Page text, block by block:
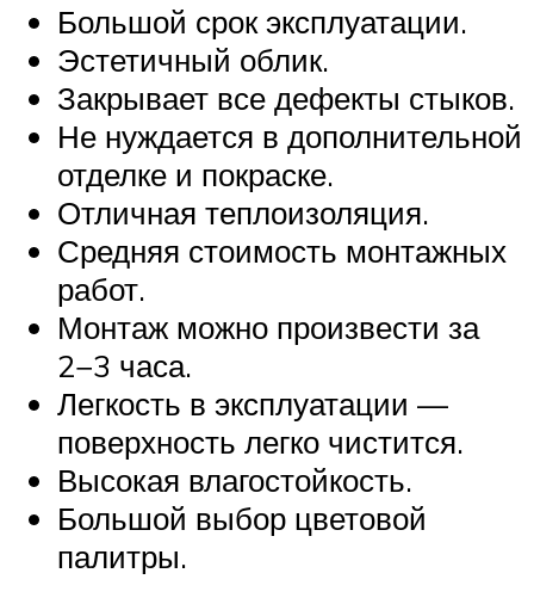
Большой срок эксплуатации.
Эстетичный облик.
Закрывает все дефекты стыков.
Не нуждается в дополнительной
отделке и покраске.
Отличная теплоизоляция.
Средняя стоимость монтажных
работ.
Монтаж можно произвести за
2−3 часа.
Легкость в эксплуатации —
поверхность легко чистится.
Высокая влагостойкость.
Большой выбор цветовой
палитры.